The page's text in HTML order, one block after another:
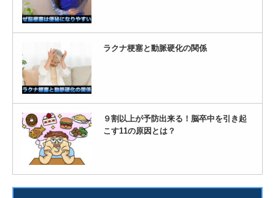
ラクナ梗塞と動脈硬化の関係
９割以上が予防出来る！脳卒中を引き起
こす11の原因とは？